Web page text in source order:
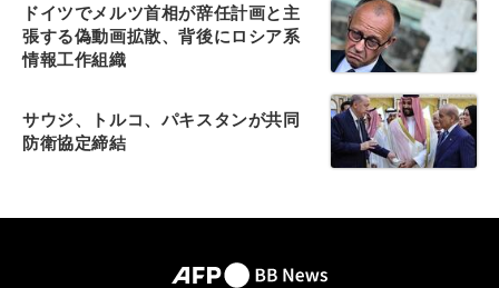
ドイツでメルツ首相が辞任計画と主
張する偽動画拡散、背後にロシア系
情報工作組織
サウジ、トルコ、パキスタンが共同
防衛協定締結